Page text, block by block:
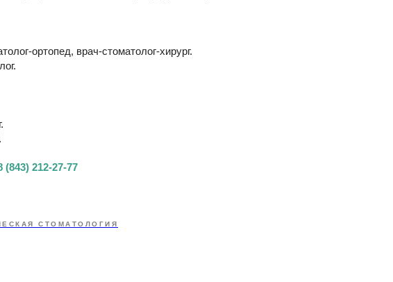
ортопед, врач-стоматолог-хирург.
212-27-77
СТОМАТОЛОГИЯ